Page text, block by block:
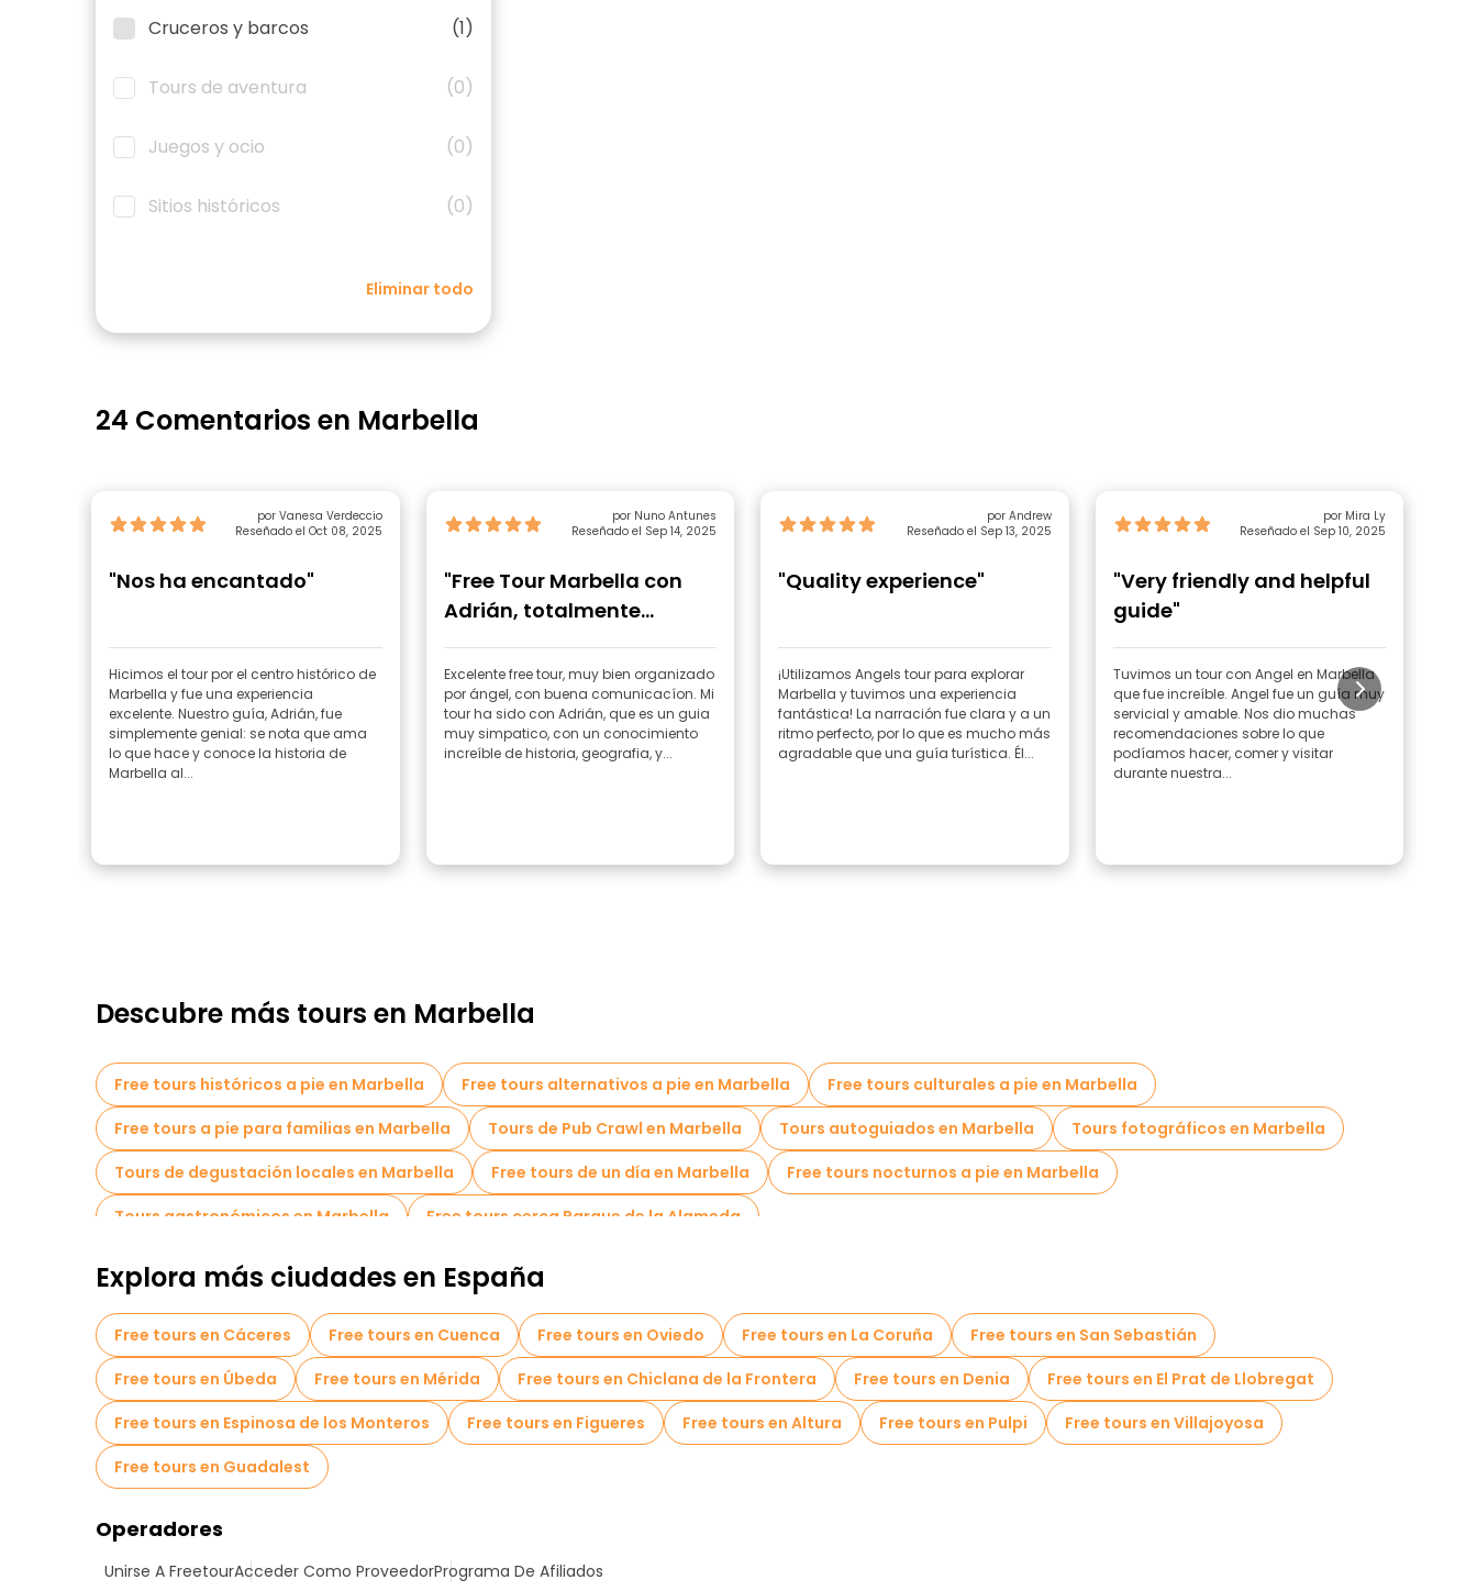
Cruceros y barcos (1)
Tours de aventura (0)
Juegos y ocio (0)
Sitios históricos (0)
Eliminar todo
24 Comentarios en Marbella
por Vanesa Verdeccio
Reseñado el Oct 08, 2025
"Nos ha encantado"
Hicimos el tour por el centro histórico de
Marbella y fue una experiencia
excelente. Nuestro guía, Adrián, fue
simplemente genial: se nota que ama
lo que hace y conoce la historia de
Marbella al...
por Nuno Antunes
Reseñado el Sep 14, 2025
"Free Tour Marbella con
Adrián, totalmente
recomendado!"
Excelente free tour, muy bien organizado
por ángel, con buena comunicacíon. Mi
tour ha sido con Adrián, que es un guia
muy simpatico, con un conocimiento
increíble de historia, geografia, y...
por Andrew
Reseñado el Sep 13, 2025
"Quality experience"
¡Utilizamos Angels tour para explorar
Marbella y tuvimos una experiencia
fantástica! La narración fue clara y a un
ritmo perfecto, por lo que es mucho más
agradable que una guía turística. Él...
por Mira Ly
Reseñado el Sep 10, 2025
"Very friendly and helpful
guide"
Tuvimos un tour con Angel en Marbella
que fue increíble. Angel fue un guía muy
servicial y amable. Nos dio muchas
recomendaciones sobre lo que
podíamos hacer, comer y visitar
durante nuestra...
Descubre más tours en Marbella
Free tours históricos a pie en Marbella Free tours alternativos a pie en Marbella
Free tours culturales a pie en Marbella
Free tours a pie para familias en Marbella
Tours de Pub Crawl en Marbella Tours autoguiados en Marbella
Tours fotográficos en Marbella
Tours de degustación locales en Marbella
Free tours de un día en Marbella
Free tours nocturnos a pie en Marbella
Tours gastronómicos en Marbella
Free tours cerca Parque de la Alameda
Explora más ciudades en España
Free tours en Cáceres Free tours en Cuenca Free tours en Oviedo Free tours en La Coruña
Free tours en San Sebastián
Free tours en Úbeda
Free tours en Mérida Free tours en Chiclana de la Frontera Free tours en Denia
Free tours en El Prat de Llobregat
Free tours en Espinosa de los Monteros
Free tours en Figueres Free tours en Altura Free tours en Pulpi
Free tours en Villajoyosa
Free tours en Guadalest
Operadores
Unirse A FreetourAcceder Como ProveedorPrograma De Afiliados